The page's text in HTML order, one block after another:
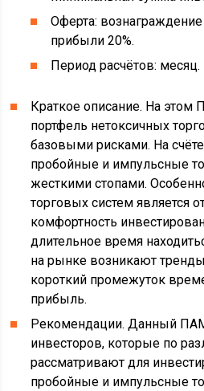
Оферта:
прибыли 20%.
Период расчётов: месяц.
Краткое описание. На этом
портфель нетоксичных
базовыми рисками. На
пробойные и импульсные
жесткими стопами.
торговых систем является
комфортность
длительное время
на рынке возникают
короткий промежуток
прибыль.
Рекомендации. Данный
инвесторов, которые по
рассматривают для
пробойные и импульсные